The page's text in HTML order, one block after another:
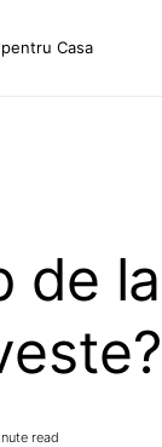
Casa
de
read